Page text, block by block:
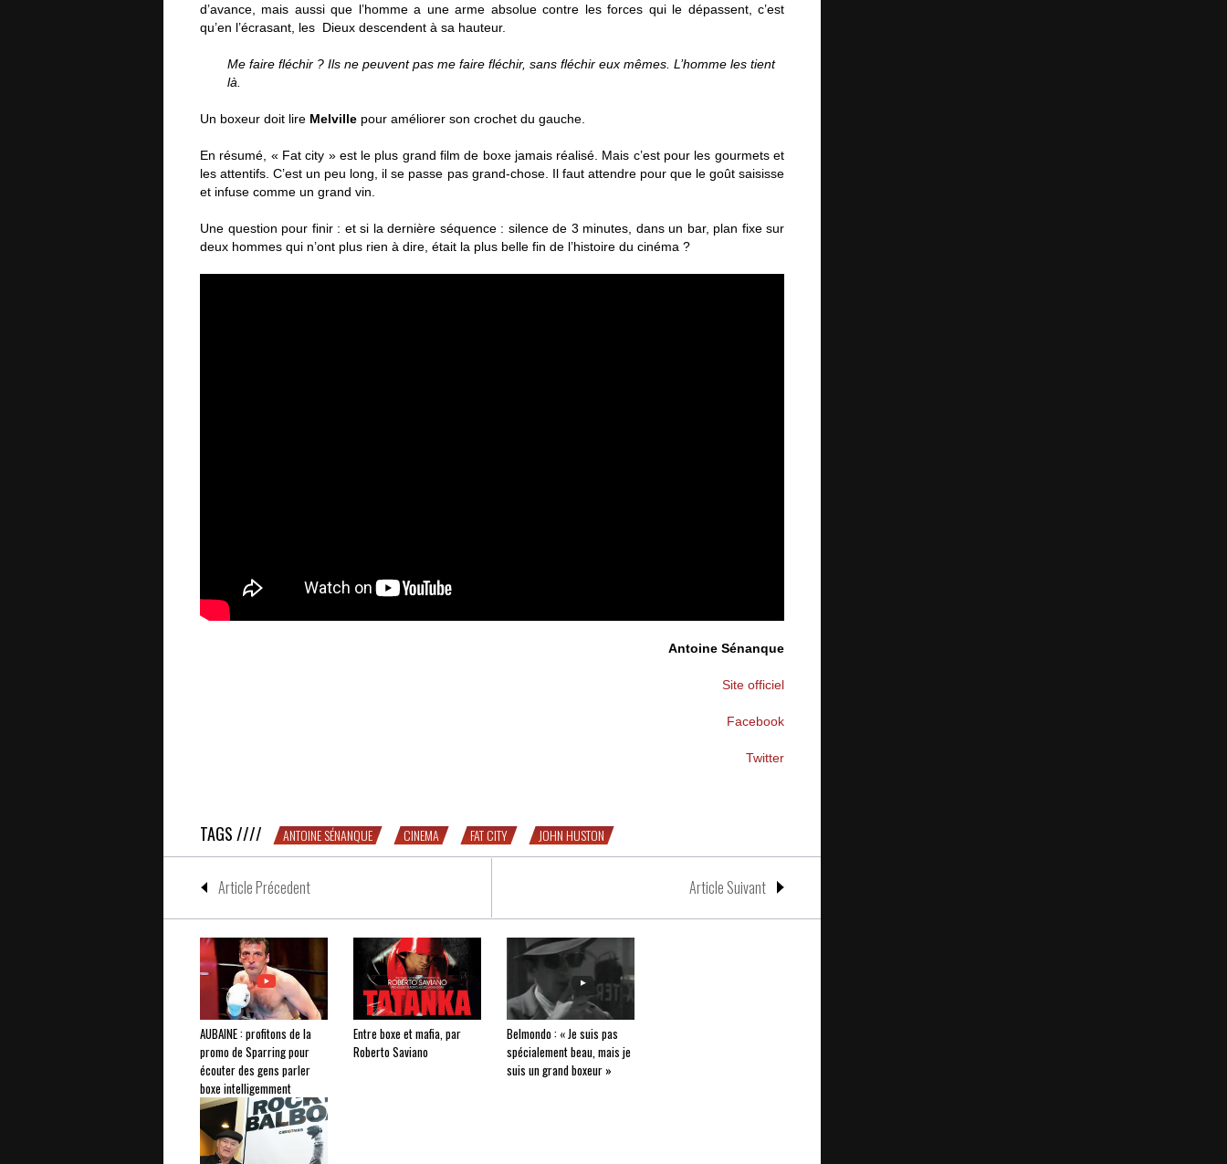
d’avance, mais aussi que l’homme a une arme absolue contre les forces qui le dépassent, c’est
qu’en l’écrasant, les Dieux descendent à sa hauteur.
Me faire fléchir ? Ils ne peuvent pas me faire fléchir, sans fléchir eux mêmes. L’homme les tient
là.
Un boxeur doit lire Melville pour améliorer son crochet du gauche.
En résumé, « Fat city » est le plus grand film de boxe jamais réalisé. Mais c’est pour les gourmets et
les attentifs. C’est un peu long, il se passe pas grand-chose. Il faut attendre pour que le goût saisisse
et infuse comme un grand vin.
Une question pour finir : et si la dernière séquence : silence de 3 minutes, dans un bar, plan fixe sur
deux hommes qui n’ont plus rien à dire, était la plus belle fin de l’histoire du cinéma ?
Antoine Sénanque
Site officiel
Facebook
Twitter
TAGS //// ANTOINE SÉNANQUE CINEMA FAT CITY JOHN HUSTON
Article Précedent Article Suivant
AUBAINE : profitons de la
promo de Sparring pour
écouter des gens parler
boxe intelligemment
Entre boxe et mafia, par
Roberto Saviano
Belmondo : « Je suis pas
spécialement beau, mais je
suis un grand boxeur »